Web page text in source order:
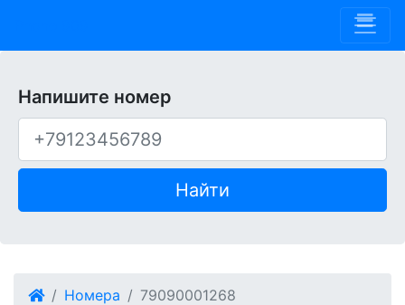
Напишите номер
Найти
Номера 79090001268